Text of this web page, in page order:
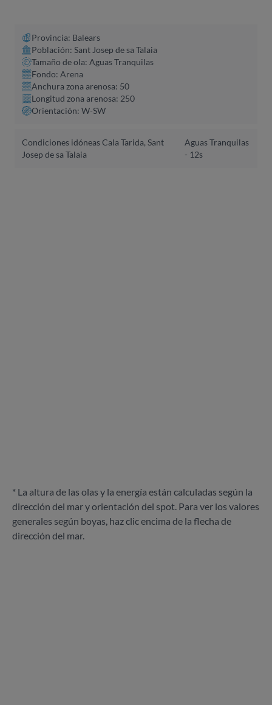
Provincia: Balears
Población: Sant Josep de sa Talaia
Tamaño de ola: Aguas Tranquilas
Fondo: Arena
Anchura zona arenosa: 50
Longitud zona arenosa: 250
Orientación: W-SW
Condiciones idóneas Cala Tarida, Sant
Josep de sa Talaia
Aguas Tranquilas
- 12s
* La altura de las olas y la energía están calculadas según la
dirección del mar y orientación del spot. Para ver los valores
generales según boyas, haz clic encima de la flecha de
dirección del mar.